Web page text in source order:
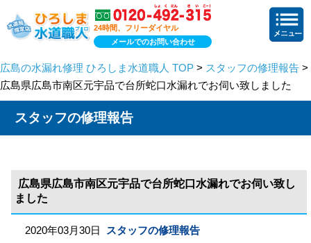
24時間、フリーダイヤル
メールでのお問い合わせ
広島の水漏れ修理 ひろしま水道職人 TOP > スタッフの修理報告 >
広島県広島市南区元宇品で台所蛇口水漏れでお伺い致しました
スタッフの修理報告
広島県広島市南区元宇品で台所蛇口水漏れでお伺い致し
ました
2020年03月30日 スタッフの修理報告